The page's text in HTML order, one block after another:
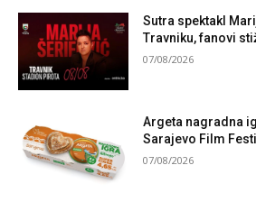
Sutra spektakl
Travniku, fanovi
07/08/2026
Argeta nagradna
Sarajevo Film
07/08/2026